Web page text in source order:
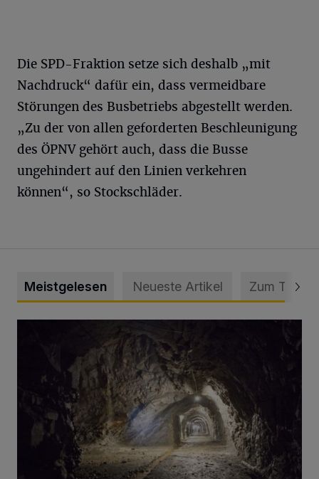
Die SPD-Fraktion setze sich deshalb „mit
Nachdruck“ dafür ein, dass vermeidbare
Störungen des Busbetriebs abgestellt werden.
„Zu der von allen geforderten Beschleunigung
des ÖPNV gehört auch, dass die Busse
ungehindert auf den Linien verkehren
können“, so Stockschläder.
Meistgelesen Neueste Artikel Zum Thema